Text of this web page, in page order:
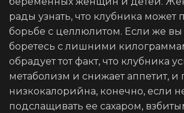
рады узнать, что клубника может
борьбе с целлюлитом. Если же вы
боретесь с лишними
обрадует тот факт, что клубника
метаболизм и снижает аппетит, и
низкокалорийна, конечно, если
подслащивать ее сахаром,